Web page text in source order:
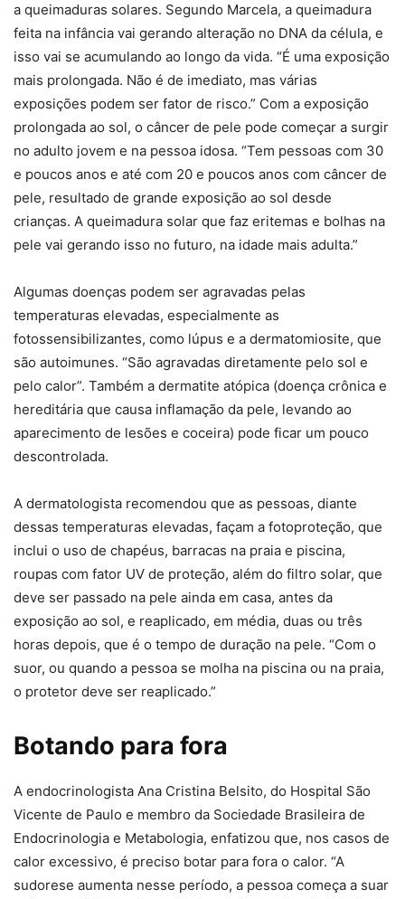
a queimaduras solares. Segundo Marcela, a queimadura
feita na infância vai gerando alteração no DNA da célula, e
isso vai se acumulando ao longo da vida. “É uma exposição
mais prolongada. Não é de imediato, mas várias
exposições podem ser fator de risco.” Com a exposição
prolongada ao sol, o câncer de pele pode começar a surgir
no adulto jovem e na pessoa idosa. “Tem pessoas com 30
e poucos anos e até com 20 e poucos anos com câncer de
pele, resultado de grande exposição ao sol desde
crianças. A queimadura solar que faz eritemas e bolhas na
pele vai gerando isso no futuro, na idade mais adulta.”
Algumas doenças podem ser agravadas pelas
temperaturas elevadas, especialmente as
fotossensibilizantes, como lúpus e a dermatomiosite, que
são autoimunes. “São agravadas diretamente pelo sol e
pelo calor”. Também a dermatite atópica (doença crônica e
hereditária que causa inflamação da pele, levando ao
aparecimento de lesões e coceira) pode ficar um pouco
descontrolada.
A dermatologista recomendou que as pessoas, diante
dessas temperaturas elevadas, façam a fotoproteção, que
inclui o uso de chapéus, barracas na praia e piscina,
roupas com fator UV de proteção, além do filtro solar, que
deve ser passado na pele ainda em casa, antes da
exposição ao sol, e reaplicado, em média, duas ou três
horas depois, que é o tempo de duração na pele. “Com o
suor, ou quando a pessoa se molha na piscina ou na praia,
o protetor deve ser reaplicado.”
Botando para fora
A endocrinologista Ana Cristina Belsito, do Hospital São
Vicente de Paulo e membro da Sociedade Brasileira de
Endocrinologia e Metabologia, enfatizou que, nos casos de
calor excessivo, é preciso botar para fora o calor. “A
sudorese aumenta nesse período, a pessoa começa a suar